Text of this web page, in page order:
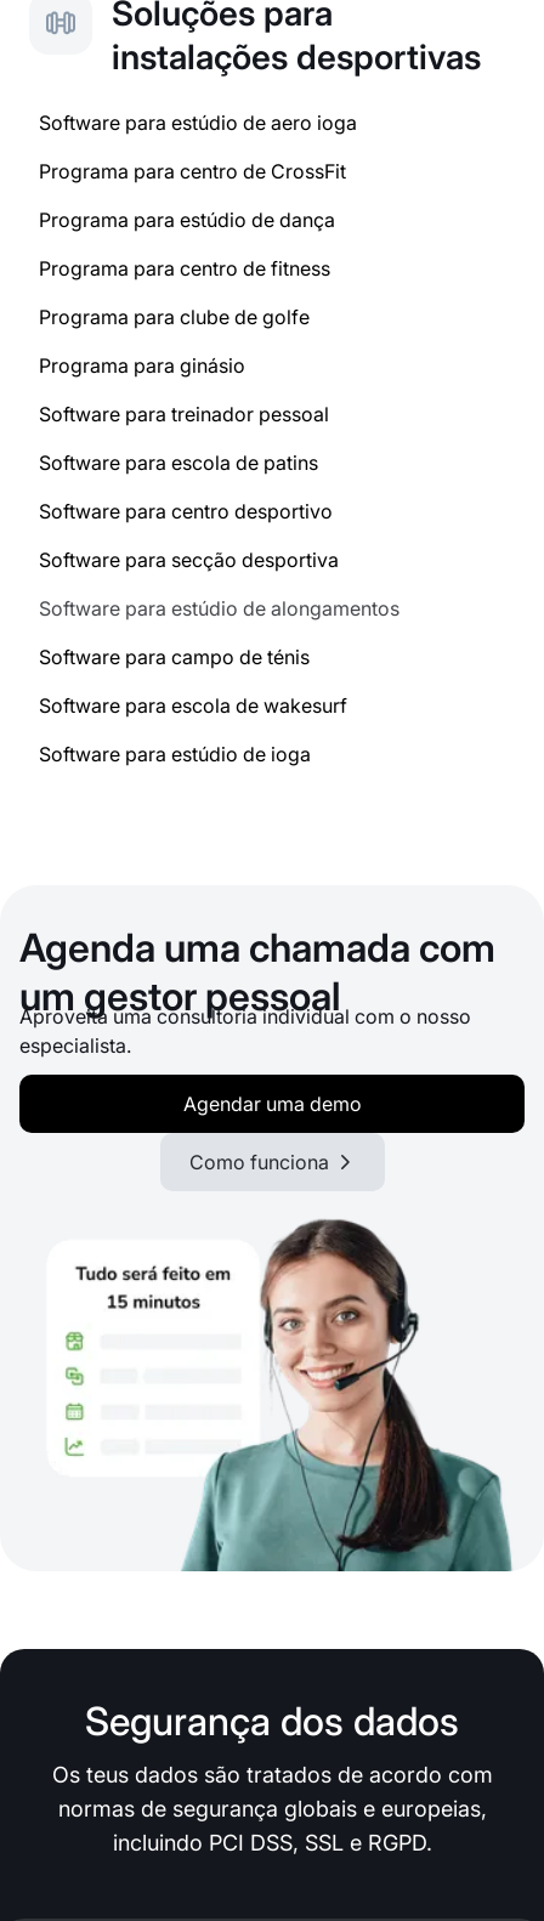
Soluções para
instalações desportivas
Software para estúdio de aero ioga
Programa para centro de CrossFit
Programa para estúdio de dança
Programa para centro de fitness
Programa para clube de golfe
Programa para ginásio
Software para treinador pessoal
Software para escola de patins
Software para centro desportivo
Software para secção desportiva
Software para estúdio de alongamentos
Software para campo de ténis
Software para escola de wakesurf
Software para estúdio de ioga
Agenda uma chamada com
um gestor pessoal
Aproveita uma consultoria individual com o nosso
especialista.
Agendar uma demo
Como funciona
Segurança dos dados
Os teus dados são tratados de acordo com
normas de segurança globais e europeias,
incluindo PCI DSS, SSL e RGPD.